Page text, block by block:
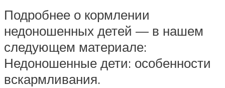
Подробнее о кормлении
недоношенных детей — в нашем
следующем материале:
Недоношенные дети: особенности
вскармливания.